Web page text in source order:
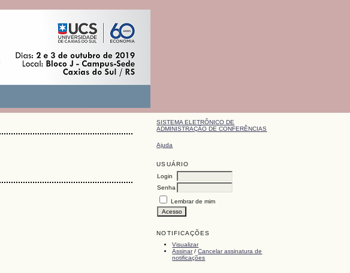
SISTEMA ELETRÔNICO DE
ADMINISTRAÇÃO DE CONFERÊNCIAS
Ajuda
USUÁRIO
Login
Senha
Lembrar de mim
NOTIFICAÇÕES
Visualizar
Assinar/Cancelar assinatura de
notificações